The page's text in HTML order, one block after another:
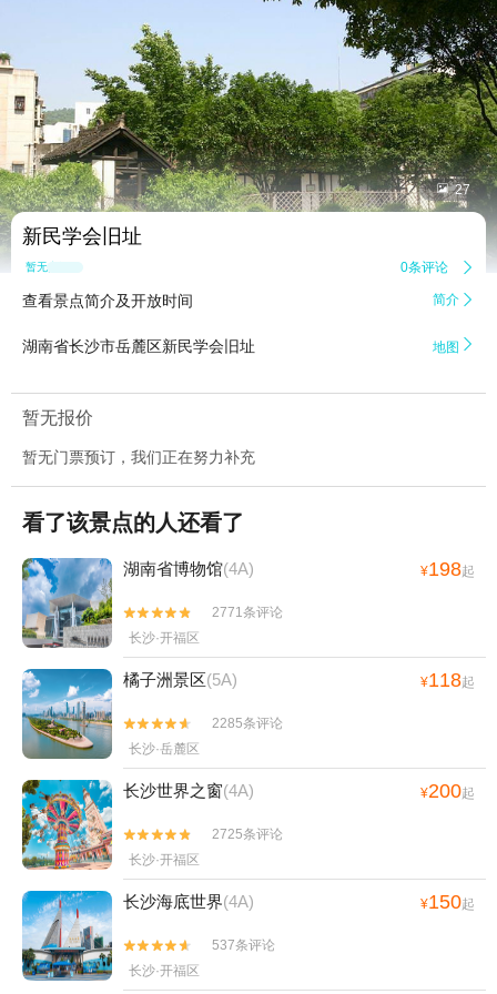
 27
新民学会旧址
暂无点评 0条评论 
查看景点简介及开放时间 简介 
湖南省长沙市岳麓区新民学会旧址 地图 
暂无报价
暂无门票预订，我们正在努力补充
看了该景点的人还看了
湖南省博物馆(4A) ¥198起


2771条评论
长沙·开福区
橘子洲景区(5A) ¥118起


2285条评论
长沙·岳麓区
长沙世界之窗(4A) ¥200起


2725条评论
长沙·开福区
长沙海底世界(4A) ¥150起


537条评论
长沙·开福区